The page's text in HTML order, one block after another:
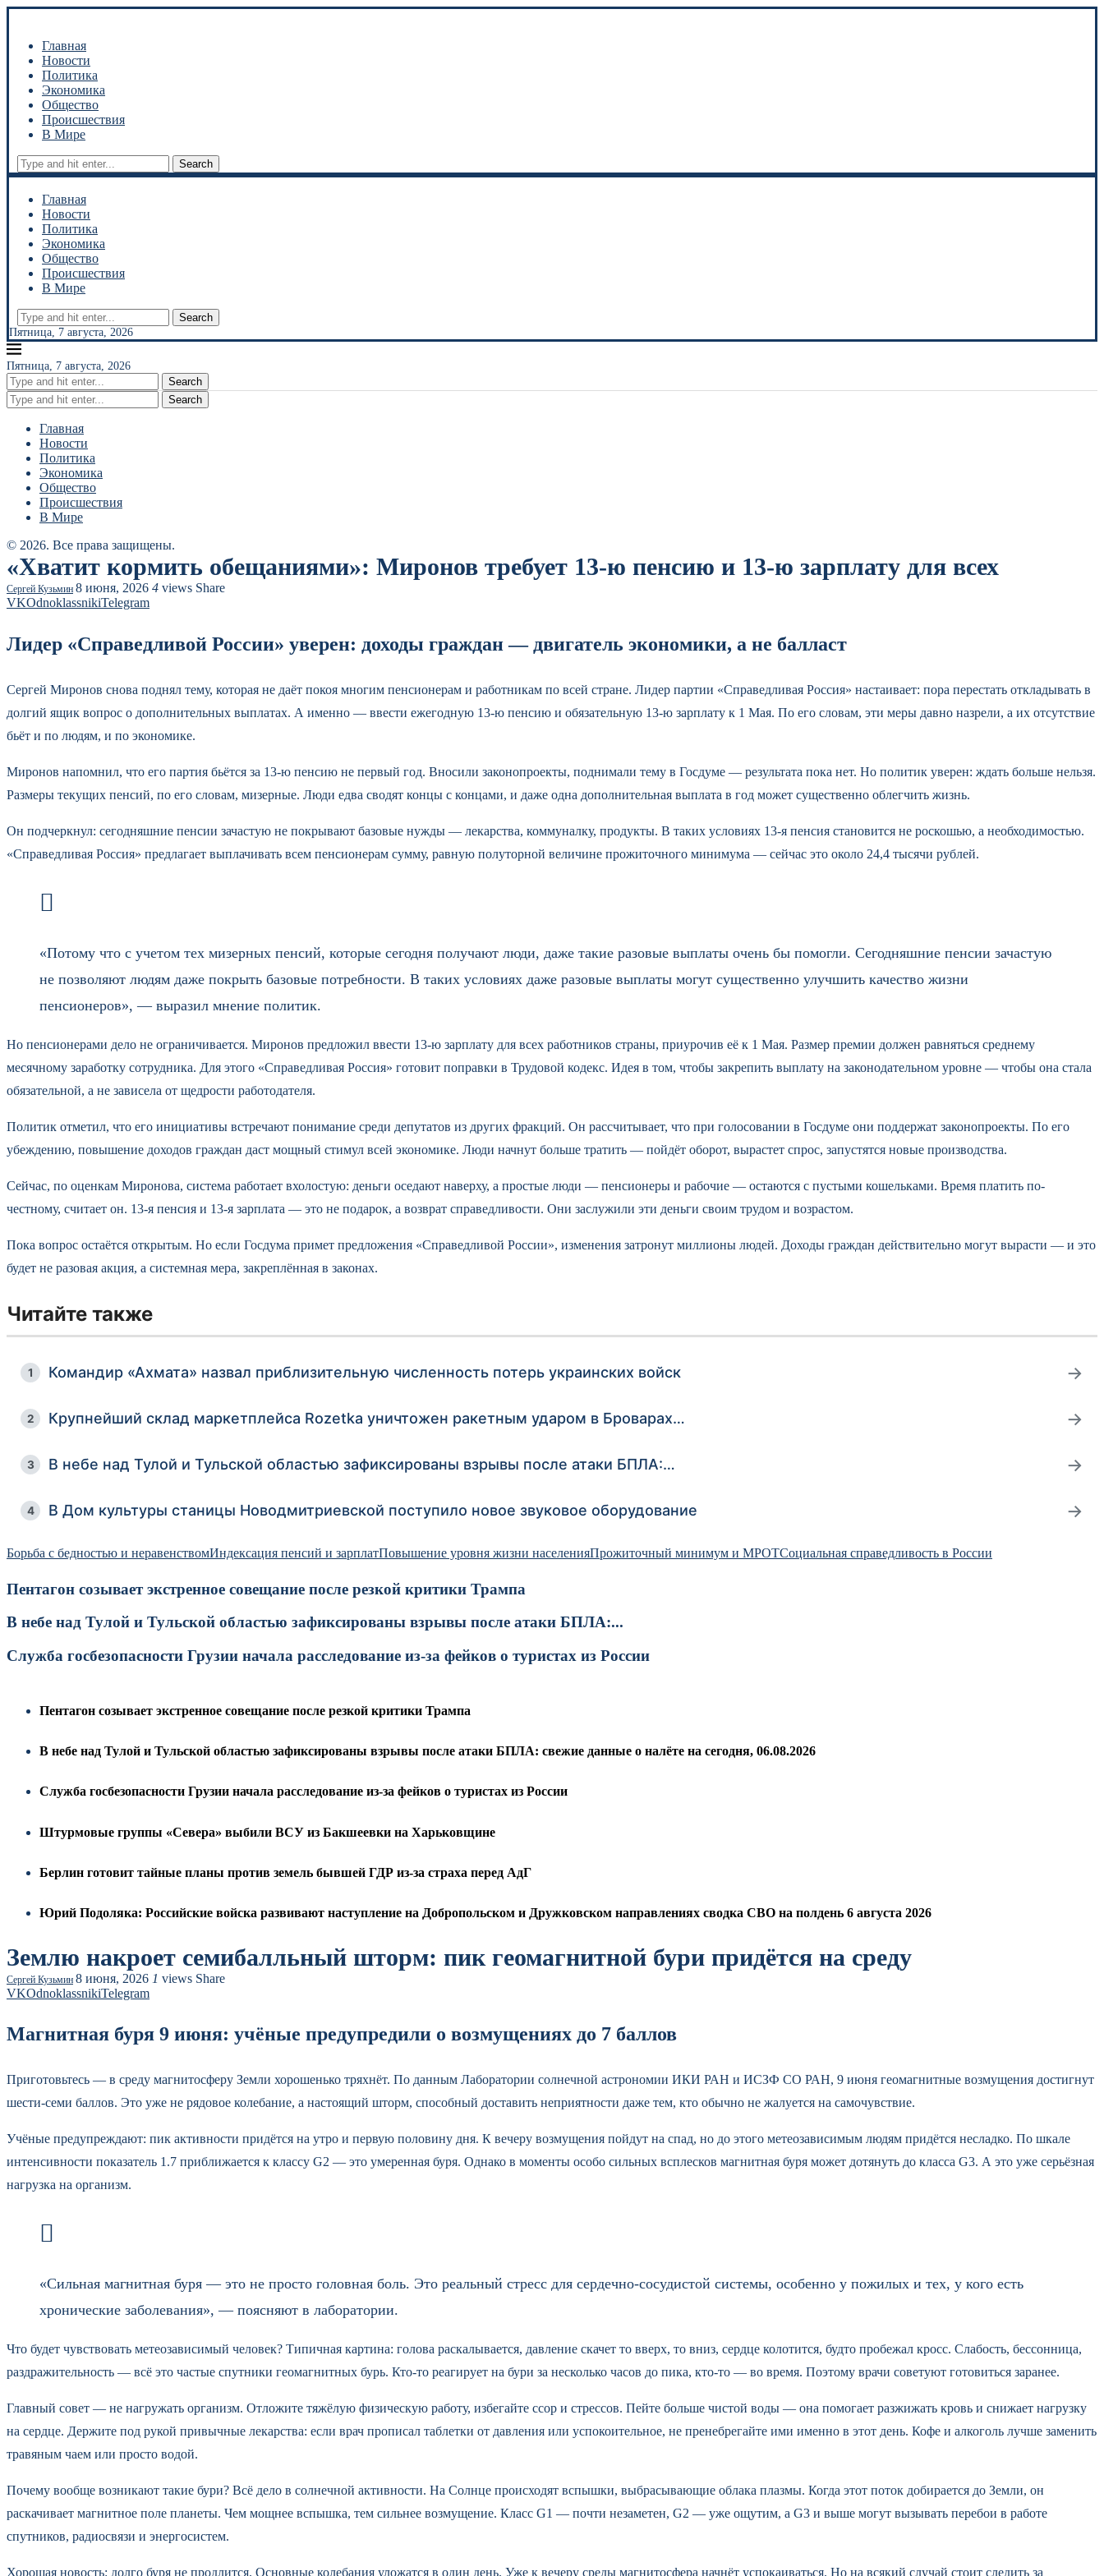
Главная
Новости
Политика
Экономика
Общество
Происшествия
В Мире
Search
Главная
Новости
Политика
Экономика
Общество
Происшествия
В Мире
Search
Пятница, 7 августа, 2026
Пятница, 7 августа, 2026
Search
Search
Главная
Новости
Политика
Экономика
Общество
Происшествия
В Мире
© 2026. Все права защищены.
«Хватит кормить обещаниями»: Миронов требует 13-ю пенсию и 13-ю зарплату для всех
Сергей Кузьмин 8 июня, 2026 4 views Share
VKOdnoklassnikiTelegram
Лидер «Справедливой России» уверен: доходы граждан — двигатель экономики, а не балласт
Сергей Миронов снова поднял тему, которая не даёт покоя многим пенсионерам и работникам по всей стране. Лидер партии «Справедливая Россия» настаивает: пора перестать откладывать в
долгий ящик вопрос о дополнительных выплатах. А именно — ввести ежегодную 13-ю пенсию и обязательную 13-ю зарплату к 1 Мая. По его словам, эти меры давно назрели, а их отсутствие
бьёт и по людям, и по экономике.
Миронов напомнил, что его партия бьётся за 13-ю пенсию не первый год. Вносили законопроекты, поднимали тему в Госдуме — результата пока нет. Но политик уверен: ждать больше нельзя.
Размеры текущих пенсий, по его словам, мизерные. Люди едва сводят концы с концами, и даже одна дополнительная выплата в год может существенно облегчить жизнь.
Он подчеркнул: сегодняшние пенсии зачастую не покрывают базовые нужды — лекарства, коммуналку, продукты. В таких условиях 13-я пенсия становится не роскошью, а необходимостью.
«Справедливая Россия» предлагает выплачивать всем пенсионерам сумму, равную полуторной величине прожиточного минимума — сейчас это около 24,4 тысячи рублей.
«Потому что с учетом тех мизерных пенсий, которые сегодня получают люди, даже такие разовые выплаты очень бы помогли. Сегодняшние пенсии зачастую
не позволяют людям даже покрыть базовые потребности. В таких условиях даже разовые выплаты могут существенно улучшить качество жизни
пенсионеров», — выразил мнение политик.
Но пенсионерами дело не ограничивается. Миронов предложил ввести 13-ю зарплату для всех работников страны, приурочив её к 1 Мая. Размер премии должен равняться среднему
месячному заработку сотрудника. Для этого «Справедливая Россия» готовит поправки в Трудовой кодекс. Идея в том, чтобы закрепить выплату на законодательном уровне — чтобы она стала
обязательной, а не зависела от щедрости работодателя.
Политик отметил, что его инициативы встречают понимание среди депутатов из других фракций. Он рассчитывает, что при голосовании в Госдуме они поддержат законопроекты. По его
убеждению, повышение доходов граждан даст мощный стимул всей экономике. Люди начнут больше тратить — пойдёт оборот, вырастет спрос, запустятся новые производства.
Сейчас, по оценкам Миронова, система работает вхолостую: деньги оседают наверху, а простые люди — пенсионеры и рабочие — остаются с пустыми кошельками. Время платить по-
честному, считает он. 13-я пенсия и 13-я зарплата — это не подарок, а возврат справедливости. Они заслужили эти деньги своим трудом и возрастом.
Пока вопрос остаётся открытым. Но если Госдума примет предложения «Справедливой России», изменения затронут миллионы людей. Доходы граждан действительно могут вырасти — и это
будет не разовая акция, а системная мера, закреплённая в законах.
Читайте также
1 Командир «Ахмата» назвал приблизительную численность потерь украинских войск →
2 Крупнейший склад маркетплейса Rozetka уничтожен ракетным ударом в Броварах… →
3 В небе над Тулой и Тульской областью зафиксированы взрывы после атаки БПЛА:… →
4 В Дом культуры станицы Новодмитриевской поступило новое звуковое оборудование →
Борьба с бедностью и неравенствомИндексация пенсий и зарплатПовышение уровня жизни населенияПрожиточный минимум и МРОТСоциальная справедливость в России
Пентагон созывает экстренное совещание после резкой критики Трампа
В небе над Тулой и Тульской областью зафиксированы взрывы после атаки БПЛА:...
Служба госбезопасности Грузии начала расследование из-за фейков о туристах из России
Пентагон созывает экстренное совещание после резкой критики Трампа
В небе над Тулой и Тульской областью зафиксированы взрывы после атаки БПЛА: свежие данные о налёте на сегодня, 06.08.2026
Служба госбезопасности Грузии начала расследование из-за фейков о туристах из России
Штурмовые группы «Севера» выбили ВСУ из Бакшеевки на Харьковщине
Берлин готовит тайные планы против земель бывшей ГДР из-за страха перед АдГ
Юрий Подоляка: Российские войска развивают наступление на Добропольском и Дружковском направлениях сводка СВО на полдень 6 августа 2026
Землю накроет семибалльный шторм: пик геомагнитной бури придётся на среду
Сергей Кузьмин 8 июня, 2026 1 views Share
VKOdnoklassnikiTelegram
Магнитная буря 9 июня: учёные предупредили о возмущениях до 7 баллов
Приготовьтесь — в среду магнитосферу Земли хорошенько тряхнёт. По данным Лаборатории солнечной астрономии ИКИ РАН и ИСЗФ СО РАН, 9 июня геомагнитные возмущения достигнут
шести-семи баллов. Это уже не рядовое колебание, а настоящий шторм, способный доставить неприятности даже тем, кто обычно не жалуется на самочувствие.
Учёные предупреждают: пик активности придётся на утро и первую половину дня. К вечеру возмущения пойдут на спад, но до этого метеозависимым людям придётся несладко. По шкале
интенсивности показатель 1.7 приближается к классу G2 — это умеренная буря. Однако в моменты особо сильных всплесков магнитная буря может дотянуть до класса G3. А это уже серьёзная
нагрузка на организм.
«Сильная магнитная буря — это не просто головная боль. Это реальный стресс для сердечно-сосудистой системы, особенно у пожилых и тех, у кого есть
хронические заболевания», — поясняют в лаборатории.
Что будет чувствовать метеозависимый человек? Типичная картина: голова раскалывается, давление скачет то вверх, то вниз, сердце колотится, будто пробежал кросс. Слабость, бессонница,
раздражительность — всё это частые спутники геомагнитных бурь. Кто-то реагирует на бури за несколько часов до пика, кто-то — во время. Поэтому врачи советуют готовиться заранее.
Главный совет — не нагружать организм. Отложите тяжёлую физическую работу, избегайте ссор и стрессов. Пейте больше чистой воды — она помогает разжижать кровь и снижает нагрузку
на сердце. Держите под рукой привычные лекарства: если врач прописал таблетки от давления или успокоительное, не пренебрегайте ими именно в этот день. Кофе и алкоголь лучше заменить
травяным чаем или просто водой.
Почему вообще возникают такие бури? Всё дело в солнечной активности. На Солнце происходят вспышки, выбрасывающие облака плазмы. Когда этот поток добирается до Земли, он
раскачивает магнитное поле планеты. Чем мощнее вспышка, тем сильнее возмущение. Класс G1 — почти незаметен, G2 — уже ощутим, а G3 и выше могут вызывать перебои в работе
спутников, радиосвязи и энергосистем.
Хорошая новость: долго буря не продлится. Основные колебания уложатся в один день. Уже к вечеру среды магнитосфера начнёт успокаиваться. Но на всякий случай стоит следить за